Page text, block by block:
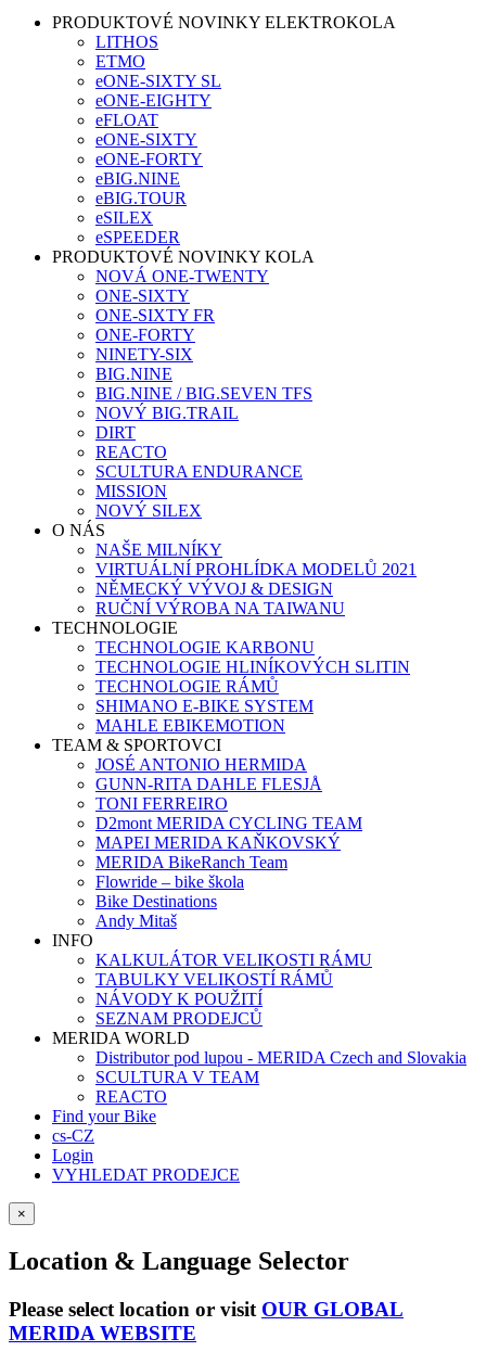
PRODUKTOVÉ NOVINKY ELEKTROKOLA
LITHOS
ETMO
eONE-SIXTY SL
eONE-EIGHTY
eFLOAT
eONE-SIXTY
eONE-FORTY
eBIG.NINE
eBIG.TOUR
eSILEX
eSPEEDER
PRODUKTOVÉ NOVINKY KOLA
NOVÁ ONE-TWENTY
ONE-SIXTY
ONE-SIXTY FR
ONE-FORTY
NINETY-SIX
BIG.NINE
BIG.NINE / BIG.SEVEN TFS
NOVÝ BIG.TRAIL
DIRT
REACTO
SCULTURA ENDURANCE
MISSION
NOVÝ SILEX
O NÁS
NAŠE MILNÍKY
VIRTUÁLNÍ PROHLÍDKA MODELŮ 2021
NĚMECKÝ VÝVOJ & DESIGN
RUČNÍ VÝROBA NA TAIWANU
TECHNOLOGIE
TECHNOLOGIE KARBONU
TECHNOLOGIE HLINÍKOVÝCH SLITIN
TECHNOLOGIE RÁMŮ
SHIMANO E-BIKE SYSTEM
MAHLE EBIKEMOTION
TEAM & SPORTOVCI
JOSÉ ANTONIO HERMIDA
GUNN-RITA DAHLE FLESJÅ
TONI FERREIRO
D2mont MERIDA CYCLING TEAM
MAPEI MERIDA KAŇKOVSKÝ
MERIDA BikeRanch Team
Flowride – bike škola
Bike Destinations
Andy Mitaš
INFO
KALKULÁTOR VELIKOSTI RÁMU
TABULKY VELIKOSTÍ RÁMŮ
NÁVODY K POUŽITÍ
SEZNAM PRODEJCŮ
MERIDA WORLD
Distributor pod lupou - MERIDA Czech and Slovakia
SCULTURA V TEAM
REACTO
Find your Bike
cs-CZ
Login
VYHLEDAT PRODEJCE
×
Location & Language Selector
Please select location or visit OUR GLOBAL
MERIDA WEBSITE